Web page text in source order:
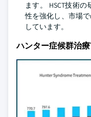
ます。 HSCT技術
性を強化し、市場
しています。
ハンター症候群治